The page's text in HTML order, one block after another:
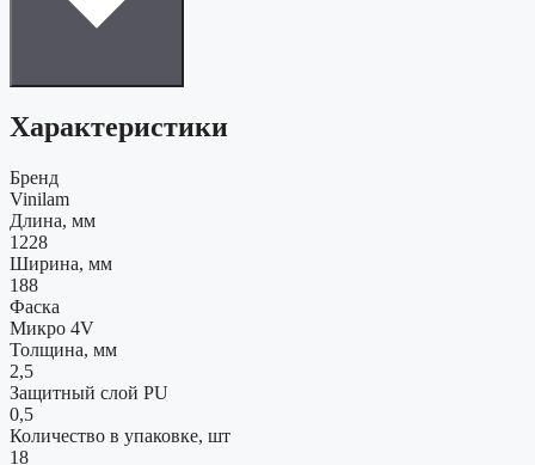
Характеристики
Бренд
Vinilam
Длина, мм
1228
Ширина, мм
188
Фаска
Микро 4V
Толщина, мм
2,5
Защитный слой PU
0,5
Количество в упаковке, шт
18